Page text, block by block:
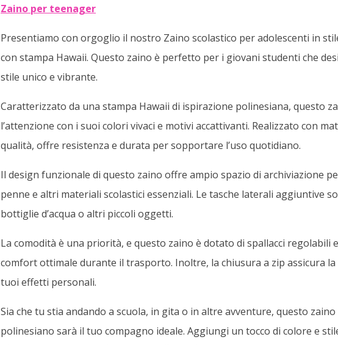
Zaino per teenager
Presentiamo con orgoglio il nostro Zaino scolastico per adolescenti in
con stampa Hawaii. Questo zaino è perfetto per i giovani studenti che
stile unico e vibrante.
Caratterizzato da una stampa Hawaii di ispirazione polinesiana, questo
l’attenzione con i suoi colori vivaci e motivi accattivanti. Realizzato con
qualità, offre resistenza e durata per sopportare l’uso quotidiano.
Il design funzionale di questo zaino offre ampio spazio di archiviazione
penne e altri materiali scolastici essenziali. Le tasche laterali aggiuntive
bottiglie d’acqua o altri piccoli oggetti.
La comodità è una priorità, e questo zaino è dotato di spallacci regolabili
comfort ottimale durante il trasporto. Inoltre, la chiusura a zip assicura la
tuoi effetti personali.
Sia che tu stia andando a scuola, in gita o in altre avventure, questo
polinesiano sarà il tuo compagno ideale. Aggiungi un tocco di colore e